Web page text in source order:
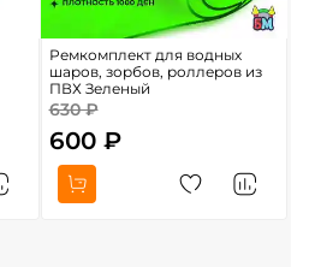
Ремкомплект для водных
шаров, зорбов, роллеров из
ПВХ Зеленый
630 ₽
600 ₽